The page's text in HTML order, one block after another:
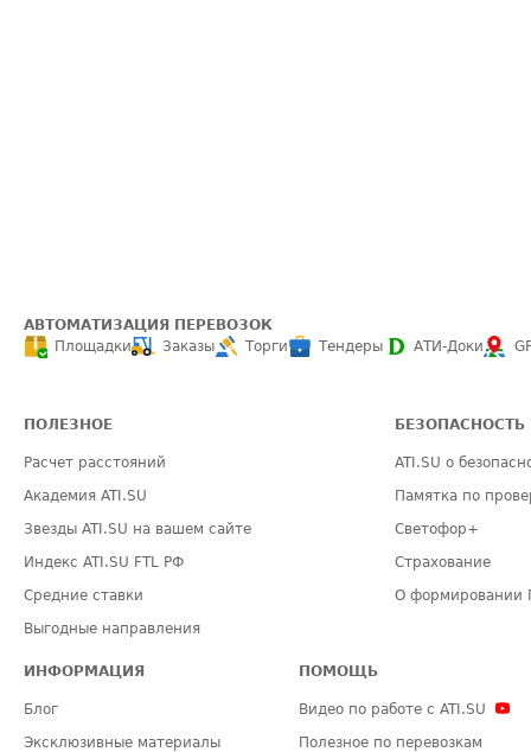
АВТОМАТИЗАЦИЯ ПЕРЕВОЗОК
Площадки
Заказы Торги Тендеры АТИ-Доки
ПОЛЕЗНОЕ
Расчет расстояний
Академия ATI.SU
Звезды ATI.SU на вашем сайте
Индекс ATI.SU FTL РФ
Средние ставки
Выгодные направления
БЕЗОПАСНОСТЬ
ATI.SU о
Памятка по
Светофор+
Страхование
О формировании
ИНФОРМАЦИЯ
Блог
Эксклюзивные материалы
ПОМОЩЬ
Видео по работе с ATI.SU
Полезное по перевозкам